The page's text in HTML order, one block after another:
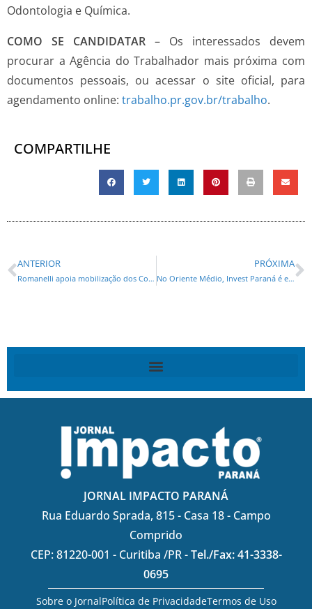
Odontologia e Química.
COMO SE CANDIDATAR – Os interessados devem
procurar a Agência do Trabalhador mais próxima com
documentos pessoais, ou acessar o site oficial, para
agendamento online: trabalho.pr.gov.br/trabalho.
COMPARTILHE
ANTERIOR
Romanelli apoia mobilização dos Consegs de Curitiba contra a apologia ao uso de drogas
PRÓXIMA
No Oriente Médio, Invest Paraná é eleita melhor agência de investimentos da América Latina
JORNAL IMPACTO PARANÁ
Rua Eduardo Sprada, 815 - Casa 18 - Campo
Comprido
CEP: 81220-001 - Curitiba /PR -Tel./Fax: 41-3338-
0695
Sobre o JornalPolítica de PrivacidadeTermos de Uso